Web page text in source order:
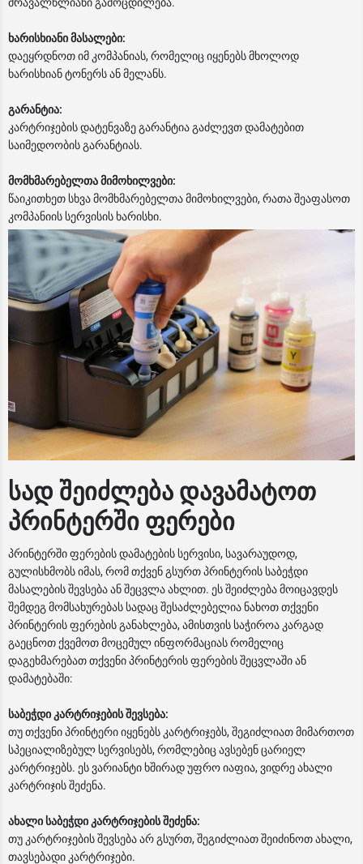
ხარისხიანი მასალები:
დაეყრდნოთ იმ კომპანიას, რომელიც იყენებს მხოლოდ
ხარისხიან ტონერს ან მელანს.
გარანტია:
კარტრიჯების დატენვაზე გარანტია გაძლევთ დამატებით
საიმედოობის გარანტიას.
მომხმარებელთა მიმოხილვები:
წაიკითხეთ სხვა მომხმარებელთა მიმოხილვები, რათა შეაფასოთ
კომპანიის სერვისის ხარისხი.
სად შეიძლება დავამატოთ
პრინტერში ფერები
პრინტერში ფერების დამატების სერვისი, სავარაუდოდ,
გულისხმობს იმას, რომ თქვენ გსურთ პრინტერის საბეჭდი
მასალების შევსება ან შეცვლა ახლით. ეს შეიძლება მოიცავდეს
შემდეგ მომსახურებას სადაც შესაძლებელია ნახოთ თქვენი
პრინტერის ფერების განახლება, ამისთვის საჭიროა კარგად
გაეცნოთ ქვემოთ მოცემულ ინფორმაციას რომელიც
დაგეხმარებათ თქვენი პრინტერის ფერების შეცვლაში ან
დამატებაში:
საბეჭდი კარტრიჯების შევსება:
თუ თქვენი პრინტერი იყენებს კარტრიჯებს, შეგიძლიათ მიმართოთ
სპეციალიზებულ სერვისებს, რომლებიც ავსებენ ცარიელ
კარტრიჯებს. ეს ვარიანტი ხშირად უფრო იაფია, ვიდრე ახალი
კარტრიჯის შეძენა.
ახალი საბეჭდი კარტრიჯების შეძენა:
თუ კარტრიჯების შევსება არ გსურთ, შეგიძლიათ შეიძინოთ ახალი,
თავსებადი კარტრიჯები.